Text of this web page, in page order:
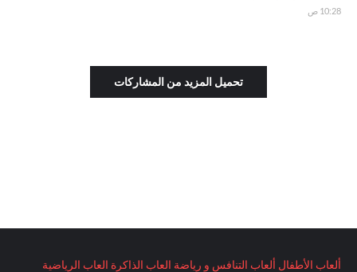
10:28 ص
تحميل المزيد من المشاركات
ألعاب الأطفال ألعاب التنافس و رياضة العاب الذاكرة العاب الرياضية